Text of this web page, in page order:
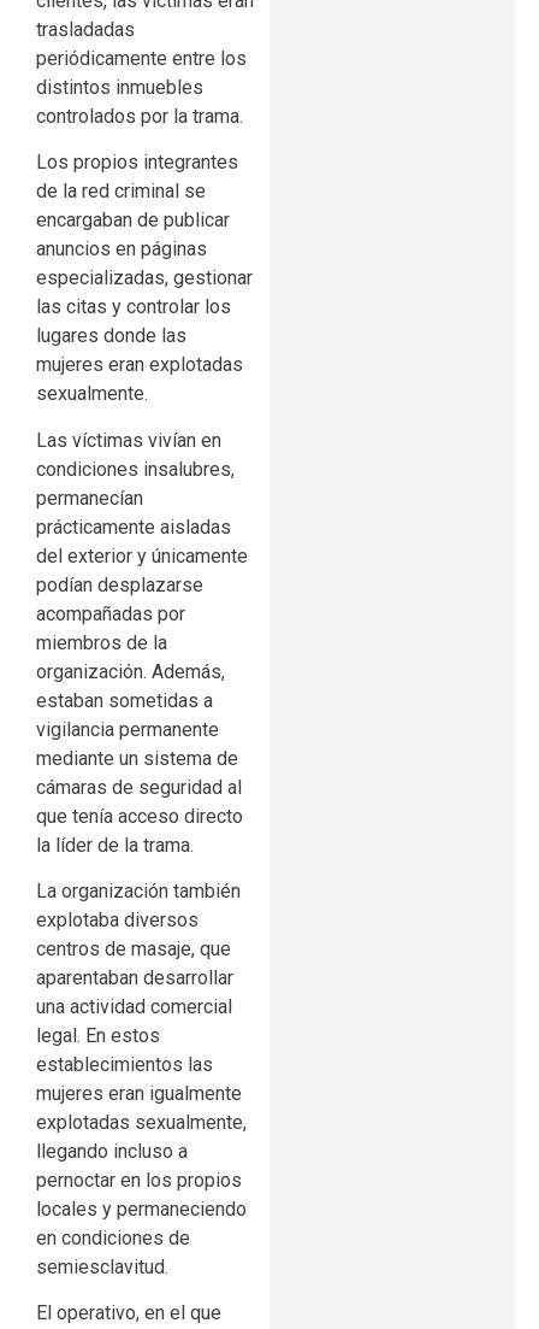
trasladadas
periódicamente entre los
distintos inmuebles
controlados por la trama.
Los propios integrantes
de la red criminal se
encargaban de publicar
anuncios en páginas
especializadas, gestionar
las citas y controlar los
lugares donde las
mujeres eran explotadas
sexualmente.
Las víctimas vivían en
condiciones insalubres,
permanecían
prácticamente aisladas
del exterior y únicamente
podían desplazarse
acompañadas por
miembros de la
organización. Además,
estaban sometidas a
vigilancia permanente
mediante un sistema de
cámaras de seguridad al
que tenía acceso directo
la líder de la trama.
La organización también
explotaba diversos
centros de masaje, que
aparentaban desarrollar
una actividad comercial
legal. En estos
establecimientos las
mujeres eran igualmente
explotadas sexualmente,
llegando incluso a
pernoctar en los propios
locales y permaneciendo
en condiciones de
semiesclavitud.
El operativo, en el que